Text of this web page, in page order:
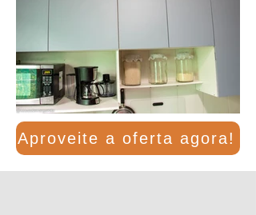
Aproveite a oferta agora!